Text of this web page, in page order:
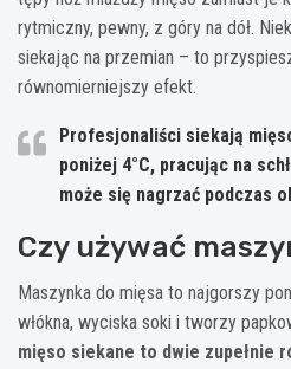
rytmiczny, pewny, z góry na dół.
siekając na przemian – to
równomierniejszy efekt.
Profesjonaliści siekają
poniżej 4°C, pracując na
może się nagrzać podczas
Czy używać
Maszynka do mięsa to najgorszy
włókna, wyciska soki i tworzy
mięso siekane to dwie zupełnie